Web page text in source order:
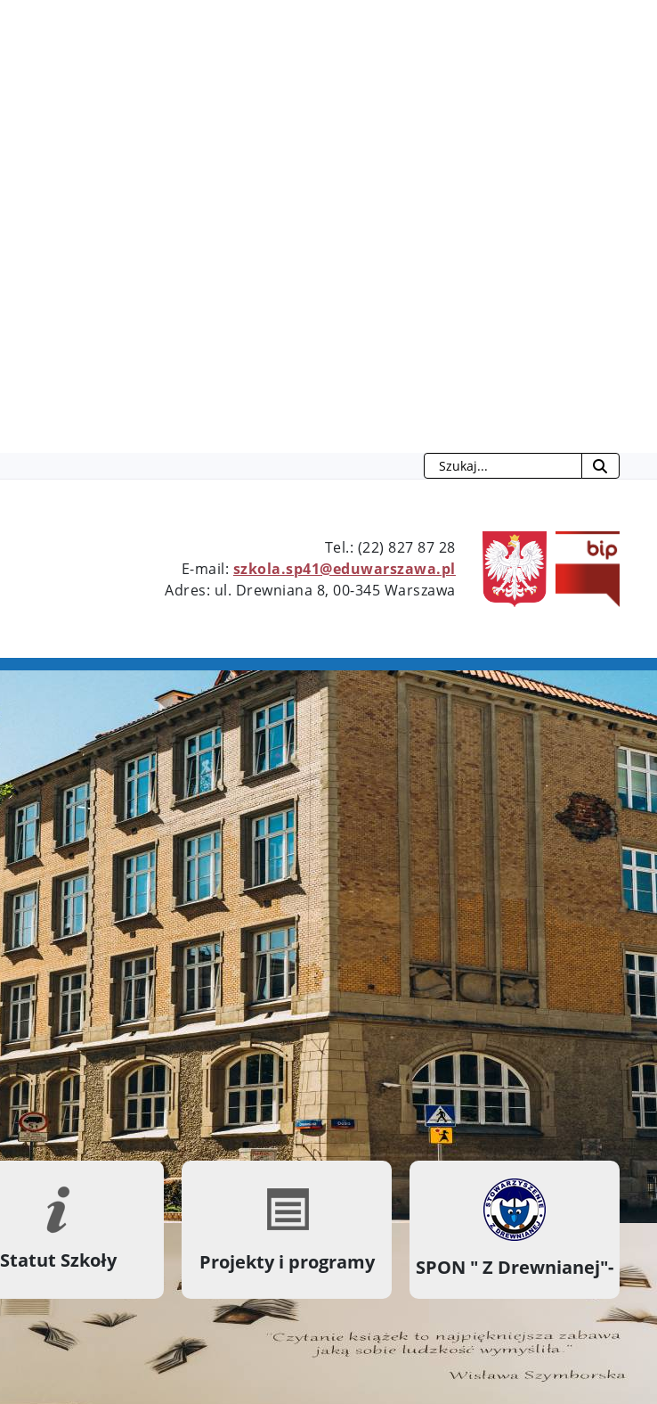
Szukaj
Tel.: (22) 827 87 28
E-mail: szkola.sp41@eduwarszawa.pl
Adres: ul. Drewniana 8, 00-345 Warszawa
Statut Szkoły Projekty i programy SPON " Z Drewnianej"-